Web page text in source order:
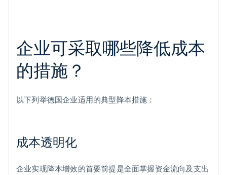
企业可采取哪些降低成本
的措施？
以下列举德国企业适用的典型降本措施：
成本透明化
企业实现降本增效的首要前提是全面掌握资金流向及支出